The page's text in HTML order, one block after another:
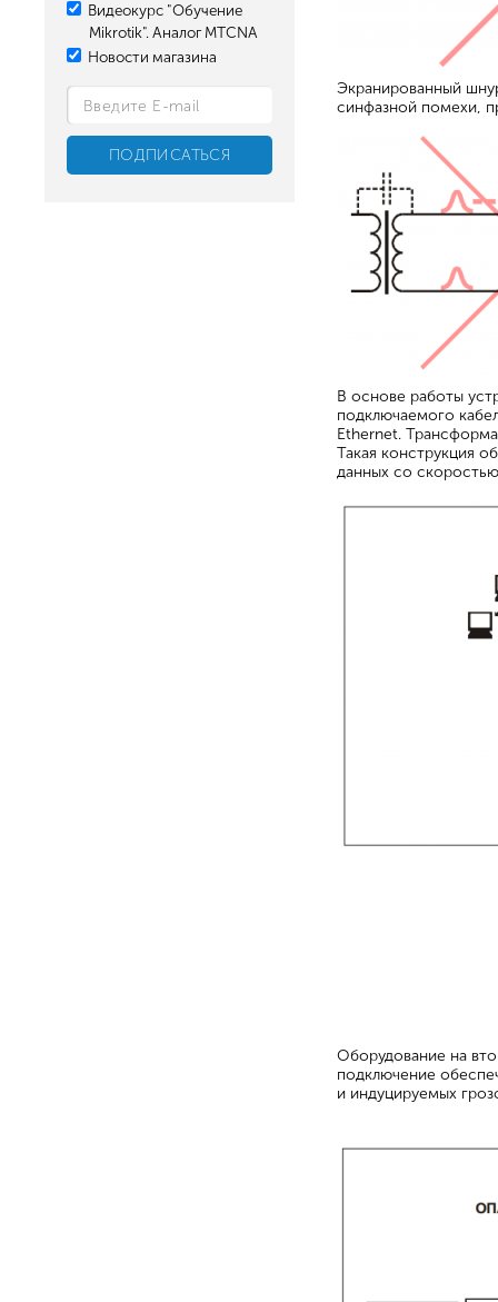
Видеокурс "Обучение
Mikrotik". Аналог MTCNA
Новости магазина
Экранированный
синфазной помехи,
В основе работы
подключаемого
Ethernet.
Такая конструкция
данных со
Оборудование на
подключение
и индуцируемых